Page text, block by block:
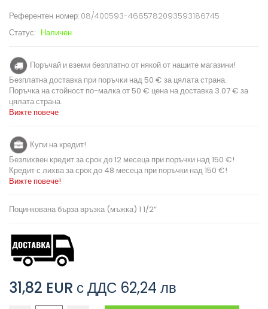
Референтен номер: 08/400593-4665782093593186745
Статус: Наличен
Поръчай и вземи безплатно от някой от нашите магазини!
Безплатна доставка при поръчки над 50 € за цялата страна.
Поръчка на стойност по-малка от 50 € цена на доставка 3.07 € за
цялата страна.
Вижте повече
Купи на кредит!
Безлихвен кредит за срок до 12 месеца при поръчки над 150 €!
Кредит с лихва за срок до 48 месеца при поръчки над 150 €!
Вижте повече!
Поцинкована бърза връзка (мъжка) 1 1/2“
31,82 EUR с ДДС 62,24 лв